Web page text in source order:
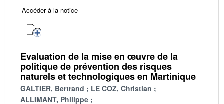
Accéder à la notice
Evaluation de la mise en œuvre de la
politique de prévention des risques
naturels et technologiques en Martinique
GALTIER, Bertrand
LE COZ, Christian
ALLIMANT, Philippe